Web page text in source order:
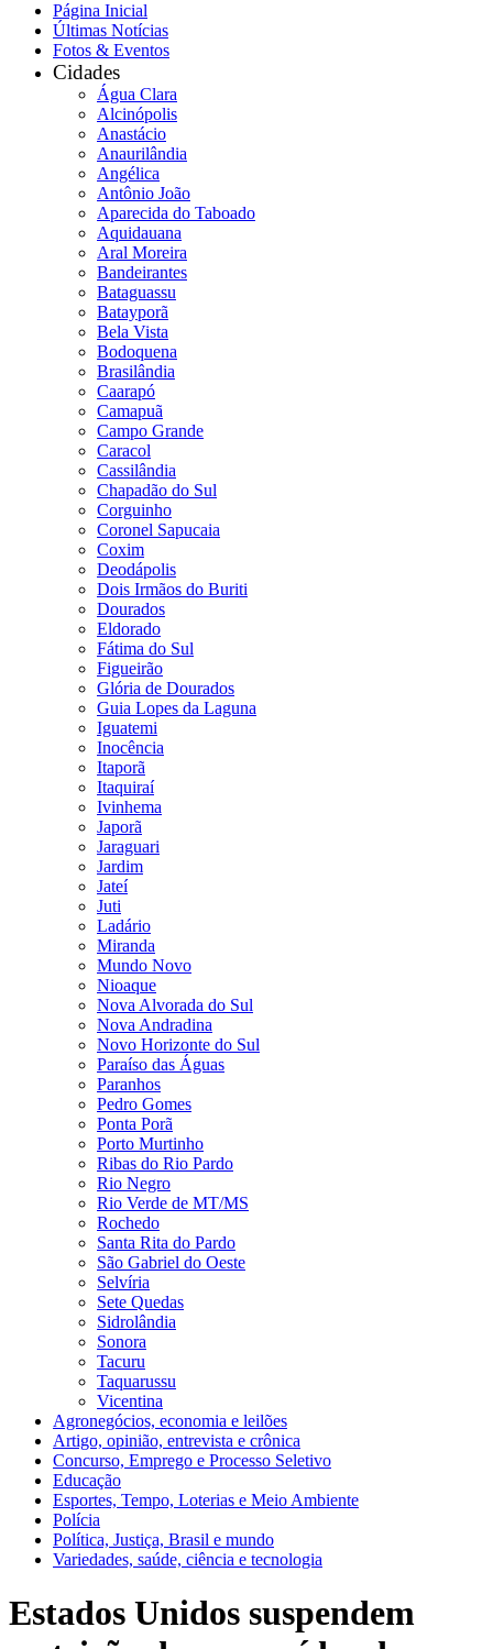
Página Inicial
Últimas Notícias
Fotos & Eventos
Cidades
Água Clara
Alcinópolis
Anastácio
Anaurilândia
Angélica
Antônio João
Aparecida do Taboado
Aquidauana
Aral Moreira
Bandeirantes
Bataguassu
Batayporã
Bela Vista
Bodoquena
Brasilândia
Caarapó
Camapuã
Campo Grande
Caracol
Cassilândia
Chapadão do Sul
Corguinho
Coronel Sapucaia
Coxim
Deodápolis
Dois Irmãos do Buriti
Dourados
Eldorado
Fátima do Sul
Figueirão
Glória de Dourados
Guia Lopes da Laguna
Iguatemi
Inocência
Itaporã
Itaquiraí
Ivinhema
Japorã
Jaraguari
Jardim
Jateí
Juti
Ladário
Miranda
Mundo Novo
Nioaque
Nova Alvorada do Sul
Nova Andradina
Novo Horizonte do Sul
Paraíso das Águas
Paranhos
Pedro Gomes
Ponta Porã
Porto Murtinho
Ribas do Rio Pardo
Rio Negro
Rio Verde de MT/MS
Rochedo
Santa Rita do Pardo
São Gabriel do Oeste
Selvíria
Sete Quedas
Sidrolândia
Sonora
Tacuru
Taquarussu
Vicentina
Agronegócios, economia e leilões
Artigo, opinião, entrevista e crônica
Concurso, Emprego e Processo Seletivo
Educação
Esportes, Tempo, Loterias e Meio Ambiente
Polícia
Política, Justiça, Brasil e mundo
Variedades, saúde, ciência e tecnologia
Estados Unidos suspendem